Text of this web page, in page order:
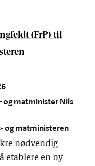
(FrP) til
og matminister Nils
og matministeren
nødvendig
etablere en ny